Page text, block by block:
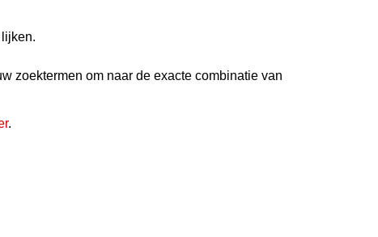
zoektermen om naar de exacte combinatie van
.